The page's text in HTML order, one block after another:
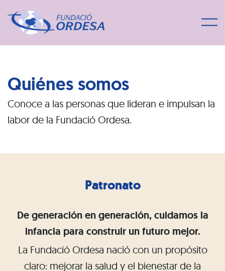
Quiénes somos
Conoce a las personas que lideran e impulsan la
labor de la Fundació Ordesa.
Patronato
De generación en generación, cuidamos la
infancia para construir un futuro mejor.
La Fundació Ordesa nació con un propósito
claro: mejorar la salud y el bienestar de la